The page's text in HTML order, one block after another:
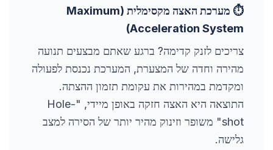
⏱️ מערכת האצה מקסימלית (Maximum
Acceleration System)
צריכים לזנק קדימה? ברגע שאתם מבצעים תנועה
מהירה וחדה של המצערת, המערכת נכנסת לפעולה
ומקדמת במהירות את עקומת תזמון ההצתה.
התוצאה היא האצה חזקה באופן מיידי, "Hole-
shot" משופר וזינוק מהיר יותר של הסירה למצב
גלישה.